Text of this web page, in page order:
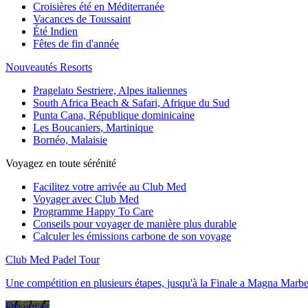
Croisières été en Méditerranée
Vacances de Toussaint
Été Indien
Fêtes de fin d'année
Nouveautés Resorts
Pragelato Sestriere, Alpes italiennes
South Africa Beach & Safari, Afrique du Sud
Punta Cana, République dominicaine
Les Boucaniers, Martinique
Bornéo, Malaisie
Voyagez en toute sérénité
Facilitez votre arrivée au Club Med
Voyager avec Club Med
Programme Happy To Care
Conseils pour voyager de manière plus durable
Calculer les émissions carbone de son voyage
Club Med Padel Tour
Une compétition en plusieurs étapes, jusqu'à la Finale a Magna